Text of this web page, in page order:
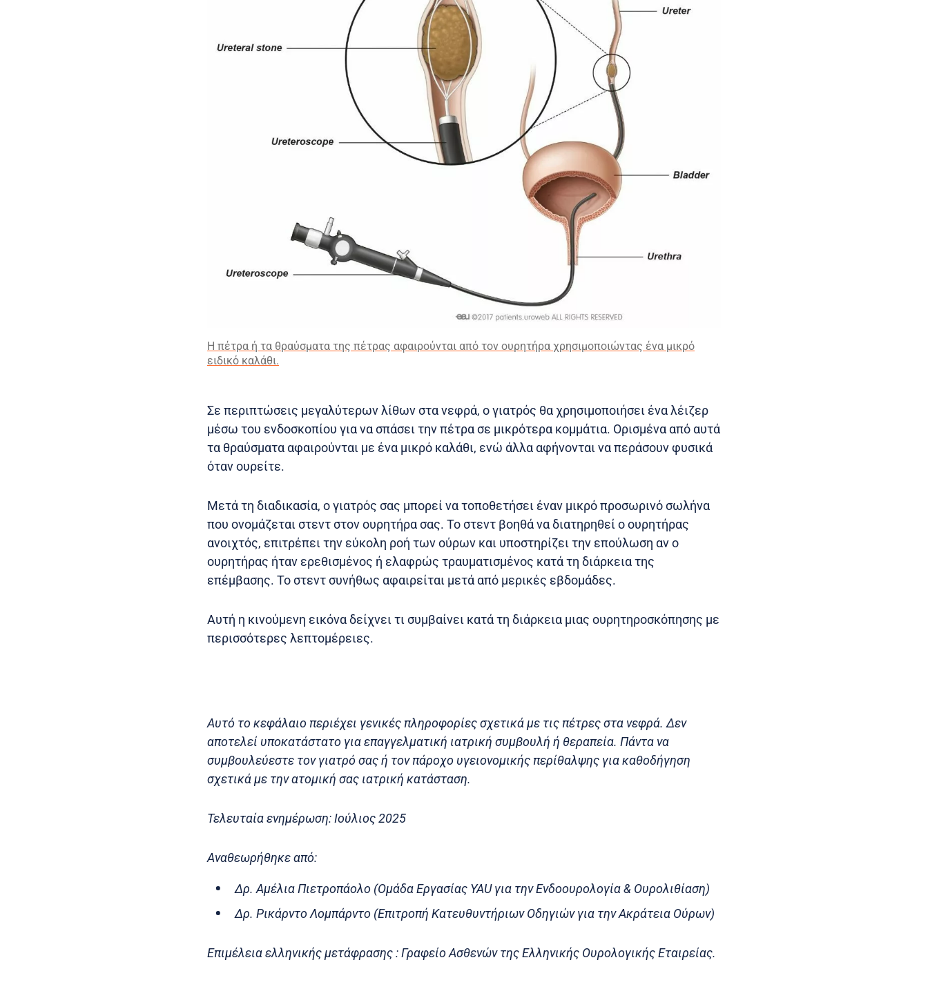
Η πέτρα ή τα θραύσματα της πέτρας αφαιρούνται από τον ουρητήρα χρησιμοποιώντας ένα μικρό
ειδικό καλάθι.
Σε περιπτώσεις μεγαλύτερων λίθων στα νεφρά, ο γιατρός θα χρησιμοποιήσει ένα λέιζερ
μέσω του ενδοσκοπίου για να σπάσει την πέτρα σε μικρότερα κομμάτια. Ορισμένα από αυτά
τα θραύσματα αφαιρούνται με ένα μικρό καλάθι, ενώ άλλα αφήνονται να περάσουν φυσικά
όταν ουρείτε.
Μετά τη διαδικασία, ο γιατρός σας μπορεί να τοποθετήσει έναν μικρό προσωρινό σωλήνα
που ονομάζεται στεντ στον ουρητήρα σας. Το στεντ βοηθά να διατηρηθεί ο ουρητήρας
ανοιχτός, επιτρέπει την εύκολη ροή των ούρων και υποστηρίζει την επούλωση αν ο
ουρητήρας ήταν ερεθισμένος ή ελαφρώς τραυματισμένος κατά τη διάρκεια της
επέμβασης. Το στεντ συνήθως αφαιρείται μετά από μερικές εβδομάδες.
Αυτή η κινούμενη εικόνα δείχνει τι συμβαίνει κατά τη διάρκεια μιας ουρητηροσκόπησης με
περισσότερες λεπτομέρειες.
Αυτό το κεφάλαιο περιέχει γενικές πληροφορίες σχετικά με τις πέτρες στα νεφρά. Δεν
αποτελεί υποκατάστατο για επαγγελματική ιατρική συμβουλή ή θεραπεία. Πάντα να
συμβουλεύεστε τον γιατρό σας ή τον πάροχο υγειονομικής περίθαλψης για καθοδήγηση
σχετικά με την ατομική σας ιατρική κατάσταση.
Τελευταία ενημέρωση: Ιούλιος 2025
Αναθεωρήθηκε από:
Δρ. Αμέλια Πιετροπάολο (Ομάδα Εργασίας YAU για την Ενδοουρολογία & Ουρολιθίαση)
Δρ. Ρικάρντο Λομπάρντο (Επιτροπή Κατευθυντήριων Οδηγιών για την Ακράτεια Ούρων)
Επιμέλεια ελληνικής μετάφρασης : Γραφείο Ασθενών της Ελληνικής Ουρολογικής Εταιρείας.